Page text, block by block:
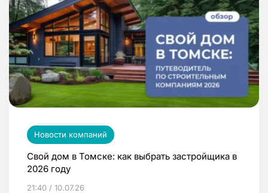
Новости компаний
Свой дом в Томске: как выбрать застройщика в
2026 году
21:40 / 10.07.26